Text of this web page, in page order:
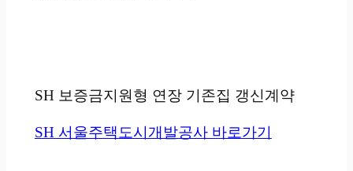
SH 보증금지원형 연장 기존집 갱신계약
SH 서울주택도시개발공사 바로가기